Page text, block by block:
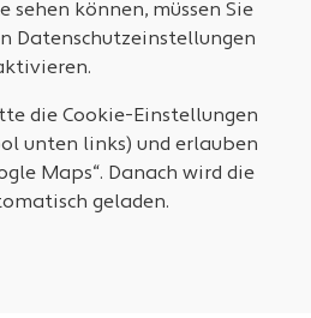
sehen können, müssen Sie
Datenschutzeinstellungen
die Cookie-Einstellungen
unten links) und erlauben
Maps“. Danach wird die
geladen.